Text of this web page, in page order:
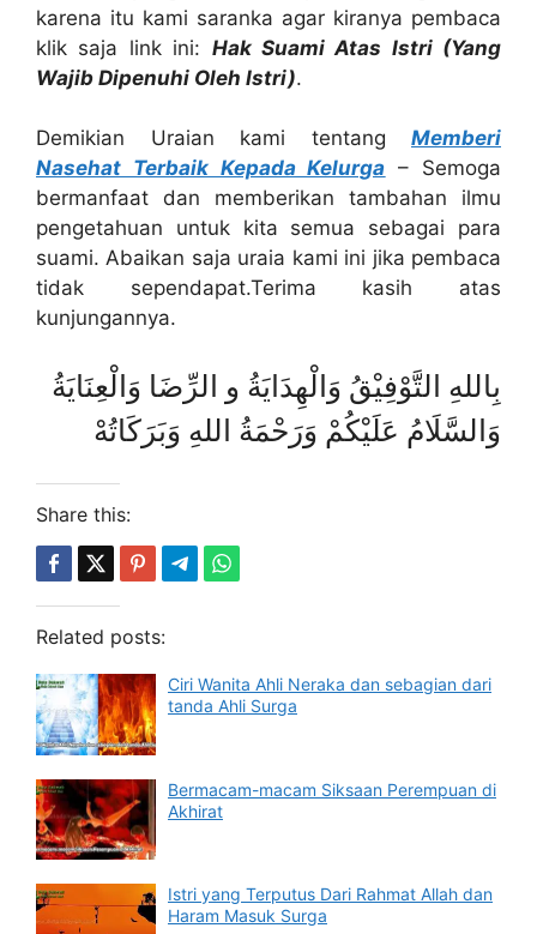
karena itu kami saranka agar kiranya pembaca
klik saja link ini: Hak Suami Atas Istri (Yang
Wajib Dipenuhi Oleh Istri).
Demikian Uraian kami tentang Memberi
Nasehat Terbaik Kepada Kelurga – Semoga
bermanfaat dan memberikan tambahan ilmu
pengetahuan untuk kita semua sebagai para
suami. Abaikan saja uraia kami ini jika pembaca
tidak sependapat.Terima kasih atas
kunjungannya.
بِاللهِ التَّوْفِيْقُ وَالْهِدَايَةُ و الرِّضَا وَالْعِنَايَةُ
وَالسَّلَامُ عَلَيْكُمْ وَرَحْمَةُ اللهِ وَبَرَكَاتُهْ
Share this:
Related posts:
Ciri Wanita Ahli Neraka dan sebagian dari
tanda Ahli Surga
Bermacam-macam Siksaan Perempuan di
Akhirat
Istri yang Terputus Dari Rahmat Allah dan
Haram Masuk Surga